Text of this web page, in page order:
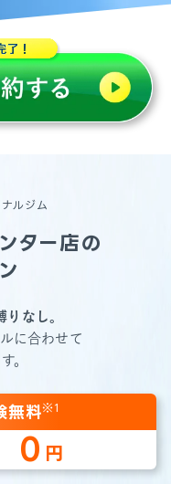
ルジム
ター店の
りなし。
に合わせて
。
無料※1
0 円